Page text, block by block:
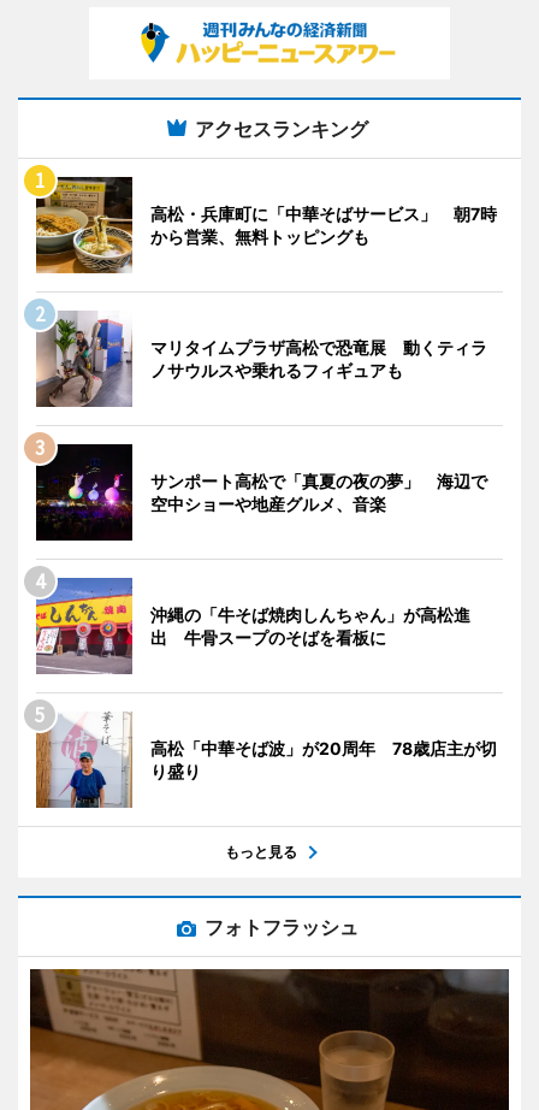
アクセスランキング
高松・兵庫町に「中華そばサービス」 朝7時
から営業、無料トッピングも
マリタイムプラザ高松で恐竜展 動くティラ
ノサウルスや乗れるフィギュアも
サンポート高松で「真夏の夜の夢」 海辺で
空中ショーや地産グルメ、音楽
沖縄の「牛そば焼肉しんちゃん」が高松進
出 牛骨スープのそばを看板に
高松「中華そば波」が20周年 78歳店主が切
り盛り
もっと見る
フォトフラッシュ